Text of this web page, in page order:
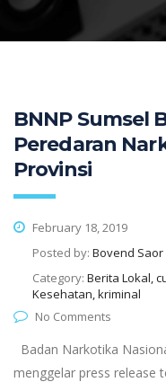
BNNP Sumsel
Peredaran
Provinsi
February 18, 2019
Posted by: Bovend Saor
Category: Berita Lokal,
Kesehatan, kriminal
No Comments
Badan Narkotika
menggelar press release